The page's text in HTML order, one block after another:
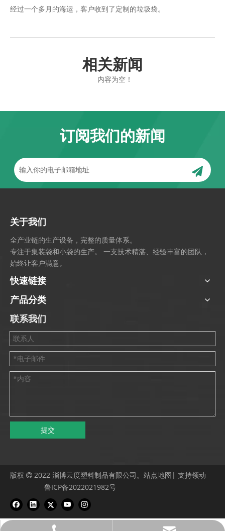
经过一个多月的海运，客户收到了定制的垃圾袋。
相关新闻
内容为空！
订阅我们的新闻
关于我们
全产业链的生产设备，完整的质量体系。
专注于集装袋和小袋的生产。 一支技术精湛、经验丰富的团队，
始终让客户满意。
快速链接
产品分类
联系我们
提交
版权  2022 淄博云度塑料制品有限公司。 站点地图 | 支持领动
鲁ICP备2022021982号